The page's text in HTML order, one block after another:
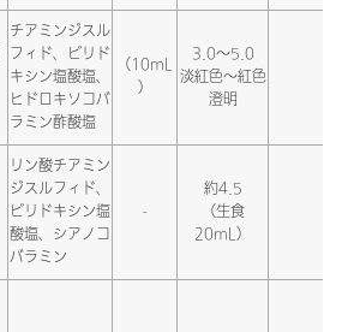
チアミンジスル
フィド、ピリド
キシン塩酸塩、
ヒドロキソコバ
ラミン酢酸塩
（10mL
）
3.0～5.0
淡紅色～紅色
澄明
リン酸チアミン
ジスルフィド、
ピリドキシン塩
酸塩、シアノコ
バラミン
-
約4.5
（生食
20mL）